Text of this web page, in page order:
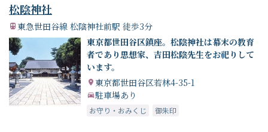
松陰神社
東急世田谷線 松陰神社前駅 徒歩3分
東京都世田谷区鎮座。松陰神社は幕末の教育
者であり思想家、吉田松陰先生をお祀りして
います。
東京都世田谷区若林4-35-1
駐車場あり
お守り・おみくじ 御朱印